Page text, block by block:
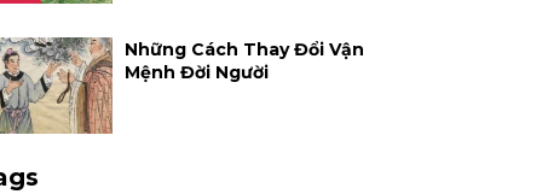
Những Cách Thay Đổi Vận
Mệnh Đời Người